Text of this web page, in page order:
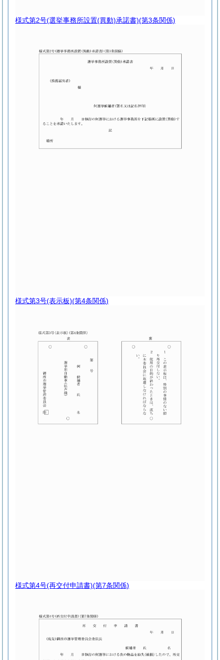
様式第2号(選挙事務所設置(異動)承諾書)(第3条関係)
様式第3号(表示板)(第4条関係)
様式第4号(再交付申請書)(第7条関係)